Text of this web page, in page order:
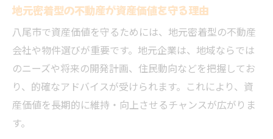
長期保有に強い不動産を選ぶための視点
安全な投資判断は地元の特性理解から始まる
地域特性を活かした不動産投資の始め方
八尾市の不動産選びで注意すべき要素
地元密着情報が不動産判断に役立つ理由
リスク回避に効く不動産選定のコツ
地元密着型の不動産が資産価値を守る理由
八尾市で資産価値を守るためには、地元密着型の不動産
会社や物件選びが重要です。地元企業は、地域ならでは
のニーズや将来の開発計画、住民動向などを把握してお
り、的確なアドバイスが受けられます。これにより、資
産価値を長期的に維持・向上させるチャンスが広がりま
す。